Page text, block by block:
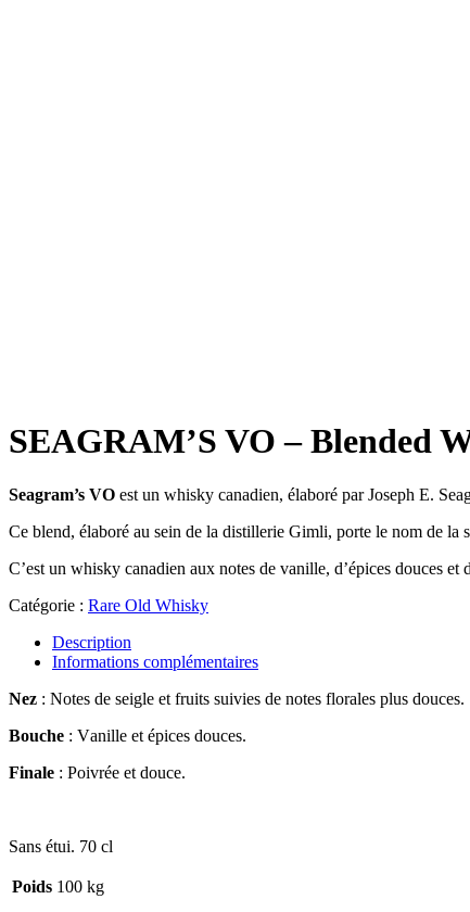
SEAGRAM’S VO – Blended
Seagram’s VO est un whisky canadien, élaboré par Joseph E.
Ce blend, élaboré au sein de la distillerie Gimli, porte le nom de la
C’est un whisky canadien aux notes de vanille, d’épices douces et
Catégorie : Rare Old Whisky
Description
Informations complémentaires
Nez : Notes de seigle et fruits suivies de notes florales plus douces.
Bouche : Vanille et épices douces.
Finale : Poivrée et douce.
Sans étui. 70 cl
Poids 100 kg